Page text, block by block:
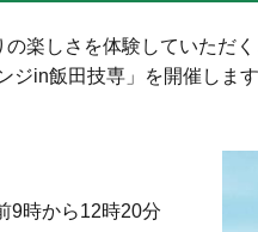
楽しさを体験していただ
ジin飯田技専」を開催します
9時から12時20分